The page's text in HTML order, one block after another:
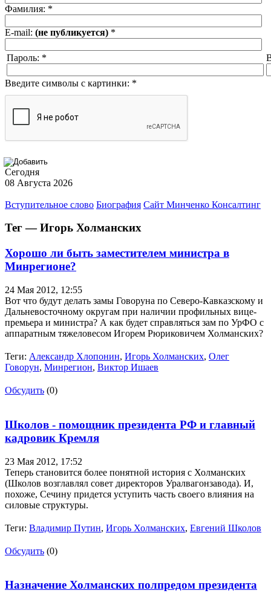
Фамилия: *
E-mail: (не публикуется) *
Пароль: *
Введите символы с картинки: *
Сегодня
08 Августа 2026
Вступительное слово Биография Сайт Минченко Консалтинг
Тег — Игорь Холманских
Хорошо ли быть заместителем министра в
Минрегионе?
24 Мая 2012, 12:55
Вот что будут делать замы Говоруна по Северо-Кавказскому и
Дальневосточному округам при наличии профильных вице-
премьера и министра? А как будет справляться зам по УрФО с
аппаратным тяжеловесом Игорем Рюриковичем Холманских?
Теги: Александр Хлопонин, Игорь Холманских, Олег
Говорун, Минрегион, Виктор Ишаев
Обсудить (0)
Школов - помощник президента РФ и главный
кадровик Кремля
23 Мая 2012, 17:52
Теперь становится более понятной история с Холманских
(Школов возглавлял совет директоров Уралвагонзавода). И,
похоже, Сечину придется уступить часть своего влияния на
силовые структуры.
Теги: Владимир Путин, Игорь Холманских, Евгений Школов
Обсудить (0)
Назначение Холманских полпредом президента